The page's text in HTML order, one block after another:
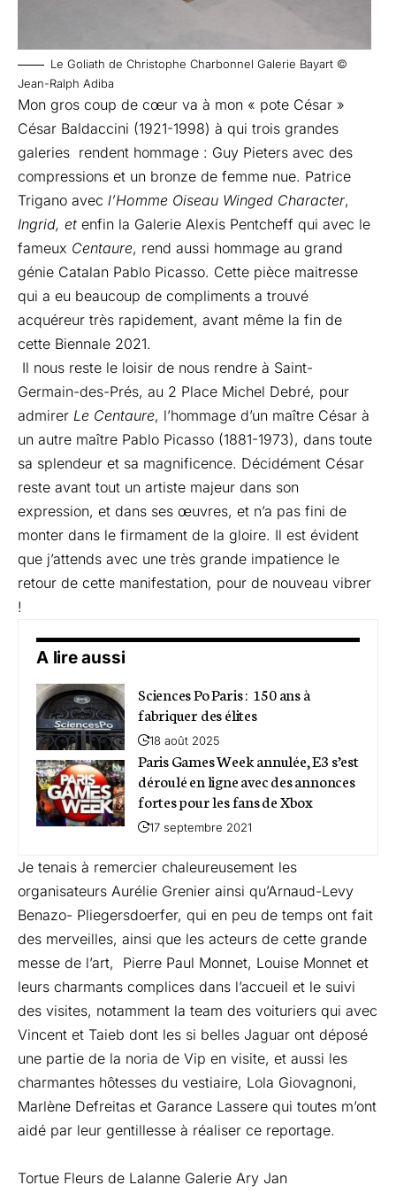
Le Goliath de Christophe Charbonnel Galerie Bayart ©
Jean-Ralph Adiba
Mon gros coup de cœur va à mon « pote César »
César Baldaccini (1921-1998) à qui trois grandes
galeries rendent hommage : Guy Pieters avec des
compressions et un bronze de femme nue. Patrice
Trigano avec l’Homme Oiseau Winged Character,
Ingrid, et enfin la Galerie Alexis Pentcheff qui avec le
fameux Centaure, rend aussi hommage au grand
génie Catalan Pablo Picasso. Cette pièce maitresse
qui a eu beaucoup de compliments a trouvé
acquéreur très rapidement, avant même la fin de
cette Biennale 2021.
Il nous reste le loisir de nous rendre à Saint-
Germain-des-Prés, au 2 Place Michel Debré, pour
admirer Le Centaure, l’hommage d’un maître César à
un autre maître Pablo Picasso (1881-1973), dans toute
sa splendeur et sa magnificence. Décidément César
reste avant tout un artiste majeur dans son
expression, et dans ses œuvres, et n’a pas fini de
monter dans le firmament de la gloire. Il est évident
que j’attends avec une très grande impatience le
retour de cette manifestation, pour de nouveau vibrer
!
A lire aussi
Sciences Po Paris : 150 ans à
fabriquer des élites
18 août 2025
Paris Games Week annulée, E3 s’est
déroulé en ligne avec des annonces
fortes pour les fans de Xbox
17 septembre 2021
Je tenais à remercier chaleureusement les
organisateurs Aurélie Grenier ainsi qu’Arnaud-Levy
Benazo- Pliegersdoerfer, qui en peu de temps ont fait
des merveilles, ainsi que les acteurs de cette grande
messe de l’art, Pierre Paul Monnet, Louise Monnet et
leurs charmants complices dans l’accueil et le suivi
des visites, notamment la team des voituriers qui avec
Vincent et Taieb dont les si belles Jaguar ont déposé
une partie de la noria de Vip en visite, et aussi les
charmantes hôtesses du vestiaire, Lola Giovagnoni,
Marlène Defreitas et Garance Lassere qui toutes m’ont
aidé par leur gentillesse à réaliser ce reportage.
Tortue Fleurs de Lalanne Galerie Ary Jan